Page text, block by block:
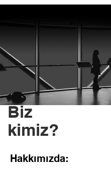
Biz
kimiz?
Hakkımızda: